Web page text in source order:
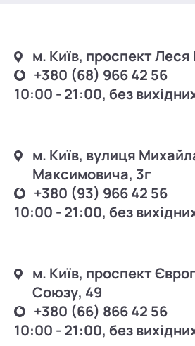
м. Київ, проспект
+380 (68) 966 42 56
10:00 - 21:00, без
м. Київ, вулиця
Максимовича, 3г
+380 (93) 966 42 56
10:00 - 21:00, без
м. Київ, проспект
Союзу, 49
+380 (66) 866 42 56
10:00 - 21:00, без